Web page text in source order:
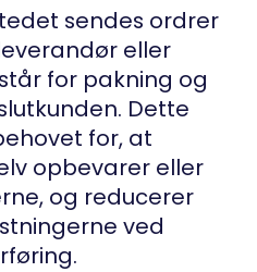
sendes ordrer
eller
for pakning og
Dette
for, at
opbevarer eller
og reducerer
ved